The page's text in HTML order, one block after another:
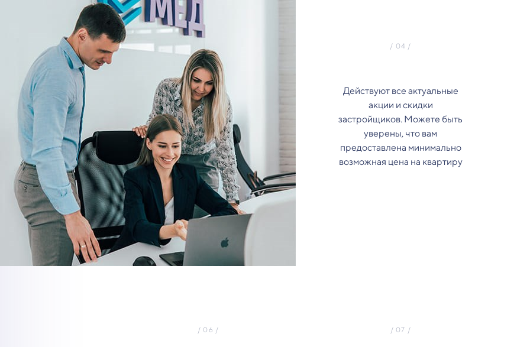
Действуют все актуальные
акции и скидки
застройщиков. Можете быть
уверены, что вам
предоставлена минимально
возможная цена на квартиру